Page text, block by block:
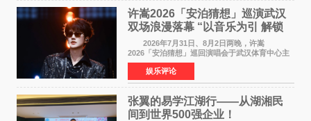
许嵩2026「安泊猜想」巡演武汉
双场浪漫落幕 “以音乐为引 解锁
江城记忆”
2026年7月31日、8月2日两晚，许嵩
2026「安泊猜想」巡回演唱会于武汉体育中心主
体育场盛大开唱。许嵩与数万歌迷在此相聚，从
浪漫惬意的舞台设计到充满诚意与惊喜的现场互
动，共同开启了一场关于
娱乐评论
张翼的易学江湖行——从湖湘民
间到世界500强企业！